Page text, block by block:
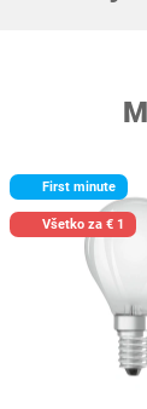
First minute
Všetko za € 1